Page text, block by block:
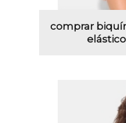
comprar